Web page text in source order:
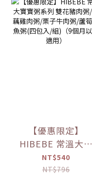
【優惠限定】
HIBEBE 常溫大寶
寶粥系列 雙花豬肉
粥/蓮藕雞肉粥/栗子
NT$540
NT$796